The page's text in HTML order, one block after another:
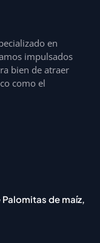
en
impulsados
bien de atraer
como el
de maíz,